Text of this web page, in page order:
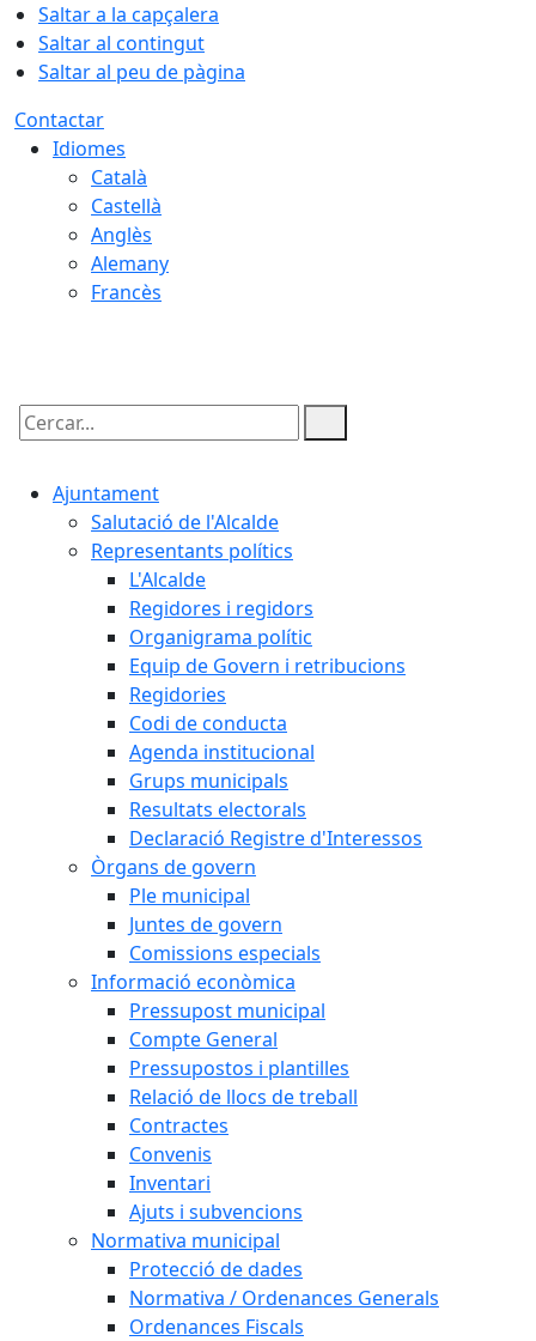
Saltar a la capçalera
Saltar al contingut
Saltar al peu de pàgina
Contactar
Idiomes
Català
Castellà
Anglès
Alemany
Francès
Cercar:
Ajuntament
Salutació de l'Alcalde
Representants polítics
L'Alcalde
Regidores i regidors
Organigrama polític
Equip de Govern i retribucions
Regidories
Codi de conducta
Agenda institucional
Grups municipals
Resultats electorals
Declaració Registre d'Interessos
Òrgans de govern
Ple municipal
Juntes de govern
Comissions especials
Informació econòmica
Pressupost municipal
Compte General
Pressupostos i plantilles
Relació de llocs de treball
Contractes
Convenis
Inventari
Ajuts i subvencions
Normativa municipal
Protecció de dades
Normativa / Ordenances Generals
Ordenances Fiscals